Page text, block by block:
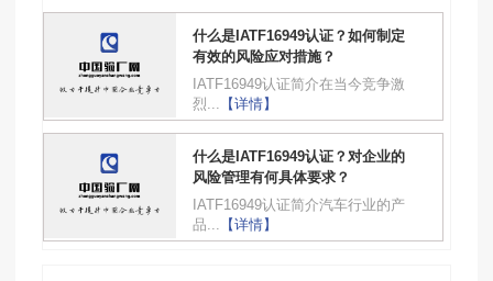
什么是IATF16949认证？如何制定
有效的风险应对措施？
IATF16949认证简介在当今竞争激
烈...
【详情】
什么是IATF16949认证？对企业的
风险管理有何具体要求？
IATF16949认证简介汽车行业的产
品...
【详情】